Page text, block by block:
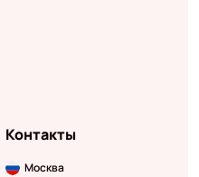
Контакты
Москва